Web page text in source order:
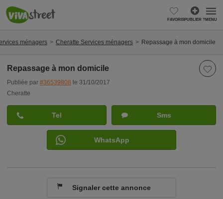
FAVORISPUBLIER ?MENU
ménagers Cheratte Services ménagers Repassage à mon domicile
Repassage à mon domicile
Publiée par #36539808 le 31/10/2017
Cheratte
Tel Sms
WhatsApp
Signaler cette annonce